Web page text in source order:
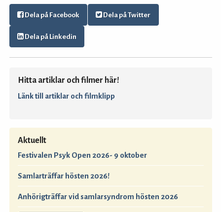
Dela på Facebook Dela på Twitter
Dela på Linkedin
Hitta artiklar och filmer här!
Länk till artiklar och filmklipp
Aktuellt
Festivalen Psyk Open 2026- 9 oktober
Samlarträffar hösten 2026!
Anhörigträffar vid samlarsyndrom hösten 2026